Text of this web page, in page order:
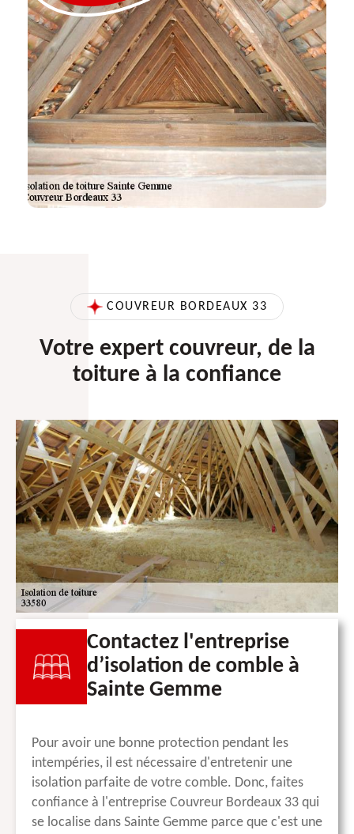
COUVREUR BORDEAUX 33
Votre expert couvreur, de la
toiture à la confiance
Contactez l'entreprise
d’isolation de comble à
Sainte Gemme
Pour avoir une bonne protection pendant les
intempéries, il est nécessaire d'entretenir une
isolation parfaite de votre comble. Donc, faites
confiance à l'entreprise Couvreur Bordeaux 33 qui
se localise dans Sainte Gemme parce que c'est une